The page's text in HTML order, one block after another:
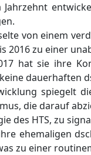
Jahrzehnt
von einem
2016 zu einer
hat sie ihre
dauerhaften
spiegelt
die darauf
des HTS, zu
ehemaligen
zu einer